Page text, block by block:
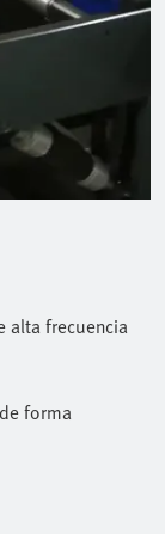
alta frecuencia
forma